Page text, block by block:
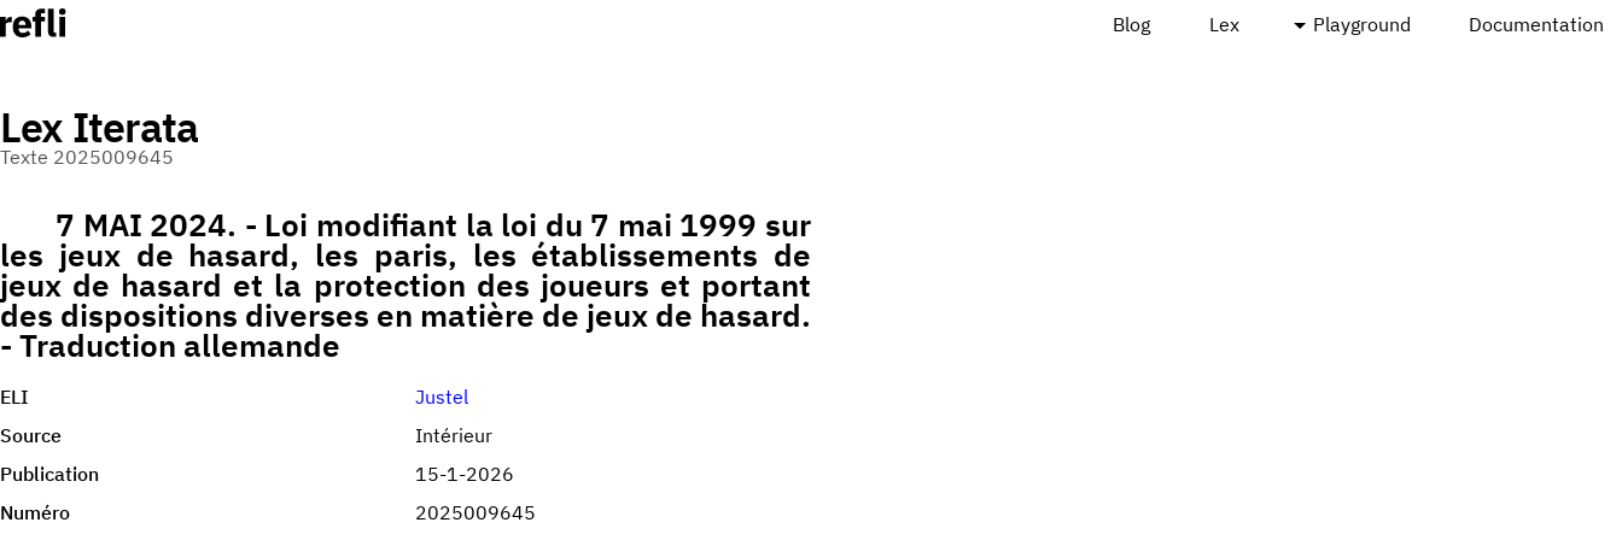
Blog Lex Playground Documentation
Lex Iterata
Texte 2025009645
7 MAI 2024. - Loi modifiant la loi du 7 mai 1999 sur
les jeux de hasard, les paris, les établissements de
jeux de hasard et la protection des joueurs et portant
des dispositions diverses en matière de jeux de hasard.
- Traduction allemande
ELI
Justel
Source
Intérieur
Publication
15-1-2026
Numéro
2025009645